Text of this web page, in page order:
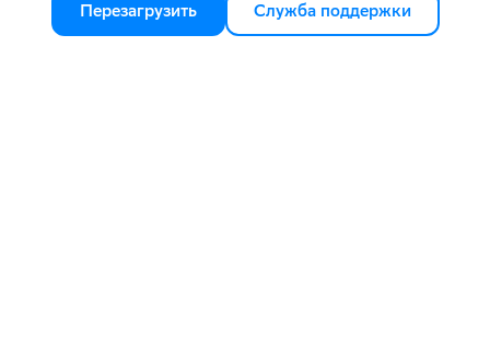
Перезагрузить Служба поддержки